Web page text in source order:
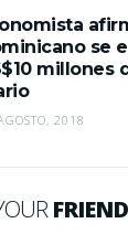
se
millones
2018